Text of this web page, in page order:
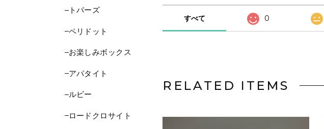
トパーズ
ペリドット
お楽しみボックス
アパタイト
ルビー
ロードクロサイト
すべて 0
RELATED ITEMS